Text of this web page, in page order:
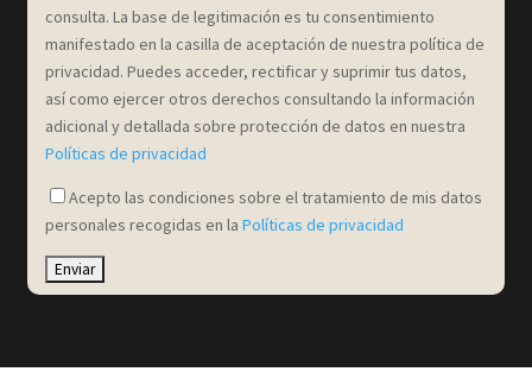
consulta. La base de legitimación es tu consentimiento
manifestado en la casilla de aceptación de nuestra política de
privacidad. Puedes acceder, rectificar y suprimir tus datos,
así como ejercer otros derechos consultando la información
adicional y detallada sobre protección de datos en nuestra
Políticas de privacidad
Acepto las condiciones sobre el tratamiento de mis datos
personales recogidas en laPolíticas de privacidad